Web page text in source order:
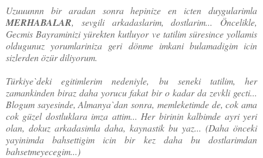
Uzuuunnn bir aradan sonra hepinize en icten duygularimla
MERHABALAR, sevgili arkadaslarim, dostlarim... Öncelikle,
Gecmis Bayraminizi yürekten kutluyor ve tatilim süresince yollamis
oldugunuz yorumlariniza geri dönme imkani bulamadigim icin
sizlerden özür diliyorum.
Türkiye`deki egitimlerim nedeniyle, bu seneki tatilim, her
zamankinden biraz daha yorucu fakat bir o kadar da zevkli gecti...
Blogum sayesinde, Almanya`dan sonra, memleketimde de, cok ama
cok güzel dostluklara imza attim... Her birinin kalbimde ayri yeri
olan, dokuz arkadasimla daha, kaynastik bu yaz... (Daha önceki
yayinimda bahsettigim icin bir kez daha bu dostlarimdan
bahsetmeyecegim...)